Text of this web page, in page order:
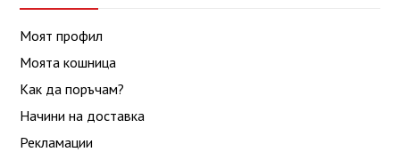
Моят профил
Моята кошница
Как да поръчам?
Начини на доставка
Рекламации